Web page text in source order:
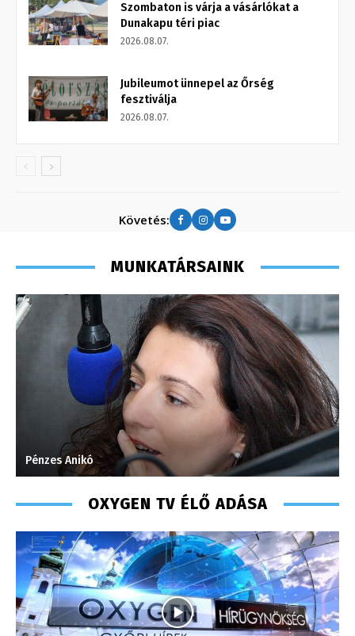
Szombaton is várja a vásárlókat a
Dunakapu téri piac
2026.08.07.
Jubileumot ünnepel az Őrség
fesztiválja
2026.08.07.
Követés:
MUNKATÁRSAINK
Pénzes Anikó
OXYGEN TV ÉLŐ ADÁSA